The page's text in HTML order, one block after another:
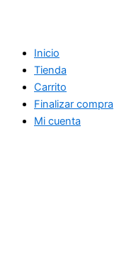
Inicio
Tienda
Carrito
Finalizar compra
Mi cuenta